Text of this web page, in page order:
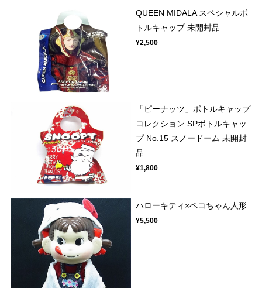
QUEEN MIDALA スペシャルボ
トルキャップ 未開封品
¥2,500
「ピーナッツ」ボトルキャップ
コレクション SPボトルキャッ
プ No.15 スノードーム 未開封
品
¥1,800
ハローキティ×ペコちゃん人形
¥5,500